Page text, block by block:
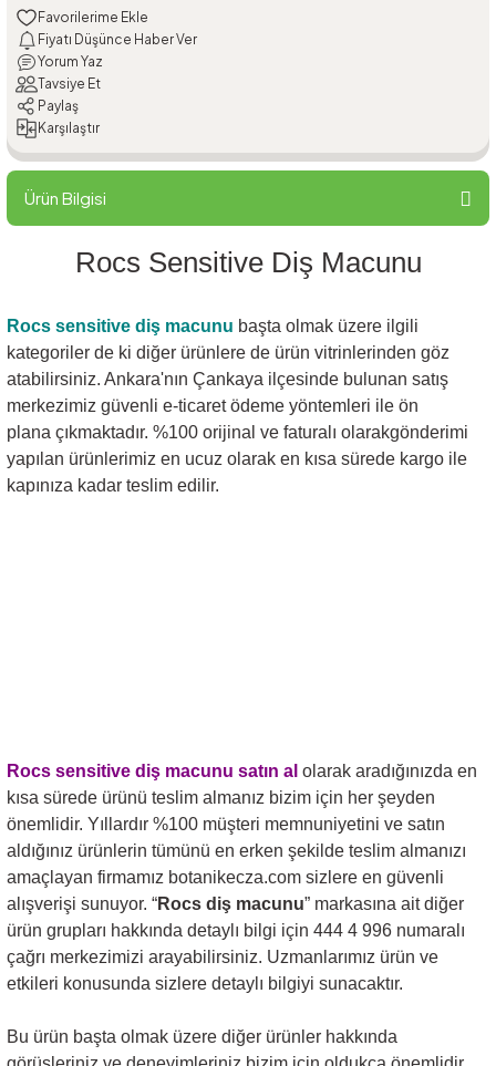
Fiyatı Düşünce Haber Ver
Yorum Yaz
Tavsiye Et
Paylaş
Karşılaştır
Ürün Bilgisi
Rocs Sensitive Diş Macunu
Rocs sensitive diş macunu başta olmak üzere ilgili
kategoriler de ki diğer ürünlere de ürün vitrinlerinden göz
atabilirsiniz. Ankara'nın Çankaya ilçesinde bulunan satış
merkezimiz güvenli e-ticaret ödeme yöntemleri ile ön
plana çıkmaktadır. %100 orijinal ve faturalı olarakgönderimi
yapılan ürünlerimiz en ucuz olarak en kısa sürede kargo ile
kapınıza kadar teslim edilir.
Rocs sensitive diş macunu satın al olarak aradığınızda en
kısa sürede ürünü teslim almanız bizim için her şeyden
önemlidir. Yıllardır %100 müşteri memnuniyetini ve satın
aldığınız ürünlerin tümünü en erken şekilde teslim almanızı
amaçlayan firmamız botanikecza.com sizlere en güvenli
alışverişi sunuyor. “Rocs diş macunu” markasına ait diğer
ürün grupları hakkında detaylı bilgi için 444 4 996 numaralı
çağrı merkezimizi arayabilirsiniz. Uzmanlarımız ürün ve
etkileri konusunda sizlere detaylı bilgiyi sunacaktır.
Bu ürün başta olmak üzere diğer ürünler hakkında